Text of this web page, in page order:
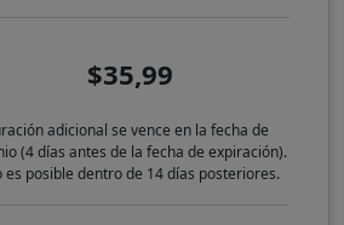
$35,99
adicional se vence en la fecha de
(4 días antes de la fecha de expiración).
es posible dentro de 14 días posteriores.